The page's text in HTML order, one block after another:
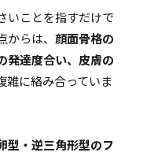
いことを指すだけで
からは、顔面骨格の
発達度合い、皮膚の
雑に絡み合っていま
型・逆三角形型のフ